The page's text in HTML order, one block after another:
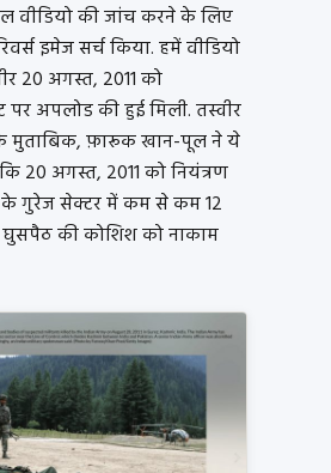
वीडियो की जांच करने के लिए
इमेज सर्च किया. हमें वीडियो
20 अगस्त, 2011 को
अपलोड की हुई मिली. तस्वीर
मुताबिक, फ़ारूक खान-पूल ने ये
20 अगस्त, 2011 को नियंत्रण
के गुरेज सेक्टर में कम से कम 12
की कोशिश को नाकाम